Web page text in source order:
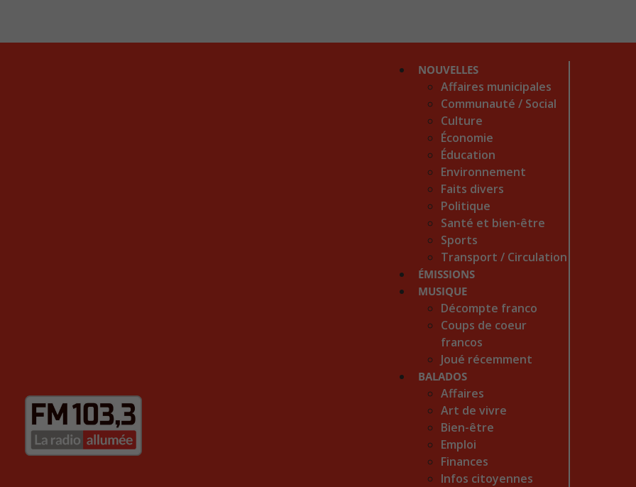
NOUVELLES
Affaires municipales
Communauté / Social
Culture
Économie
Éducation
Environnement
Faits divers
Politique
Santé et bien-être
Sports
Transport / Circulation
ÉMISSIONS
MUSIQUE
Décompte franco
Coups de coeur
francos
Joué récemment
BALADOS
Affaires
Art de vivre
Bien-être
Emploi
Finances
Infos citoyennes